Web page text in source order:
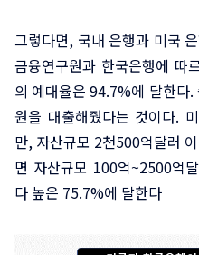
그렇다면, 국내 은행과 미국
금융연구원과 한국은행에 따
의 예대율은 94.7%에 달한다
원을 대출해줬다는 것이다.
만, 자산규모 2천500억달러
면 자산규모 100억~2500억
다 높은 75.7%에 달한다